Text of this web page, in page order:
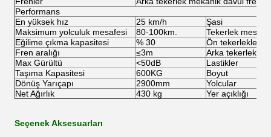
Performans
En yüksek hız
25 km/h
Şasi
Maksimum yolculuk mesafesi
80-100km.
Tekerlek
Eğilime çıkma kapasitesi
% 30
Ön tekerlekler
Fren aralığı
≤3m
Arka tekerlekler
Max Gürültü
<50dB
Lastikler
Taşıma Kapasitesi
600KG
Boyut
Dönüş Yarıçapı
2900mm
Yolcular
Net Ağırlık
430 kg Yer açıklığı
Seçenek Aksesuarları